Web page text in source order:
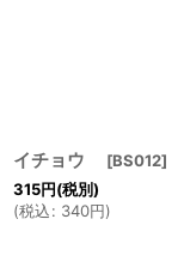
イチョウ [BS012]
315円(税別)
(税込: 340円)